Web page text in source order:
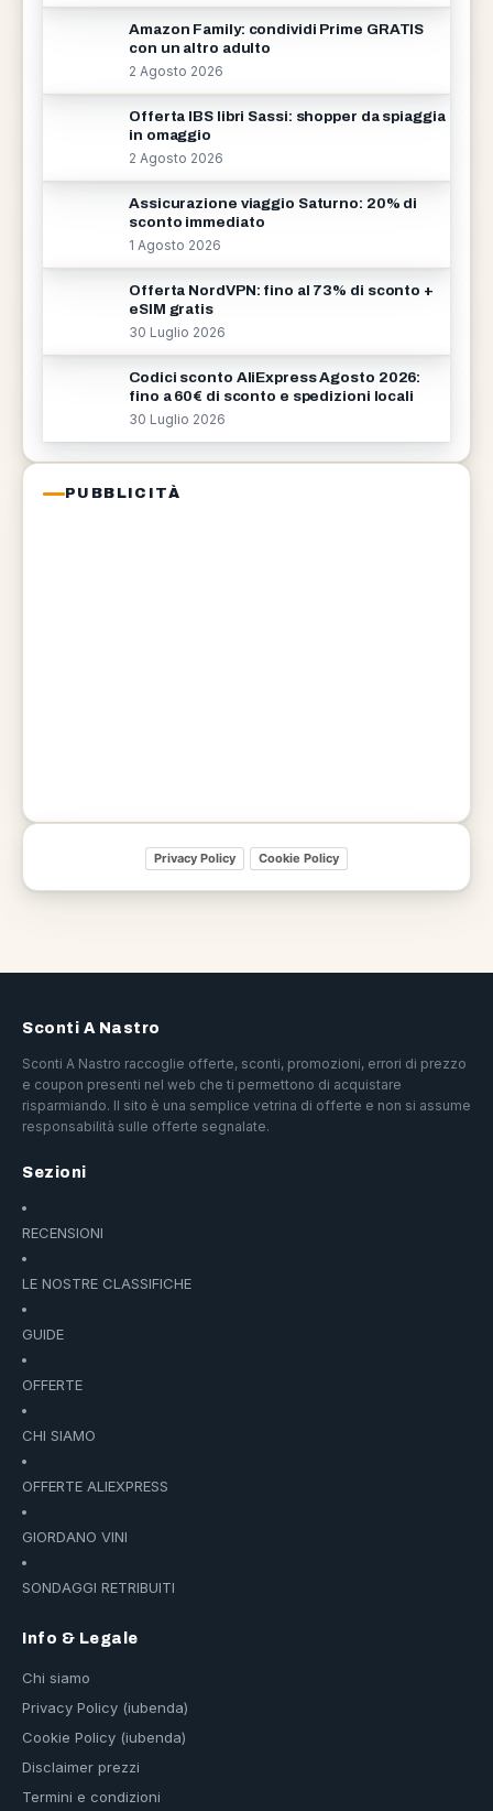
Amazon Family: condividi Prime GRATIS
con un altro adulto
2 Agosto 2026
Offerta IBS libri Sassi: shopper da spiaggia
in omaggio
2 Agosto 2026
Assicurazione viaggio Saturno: 20% di
sconto immediato
1 Agosto 2026
Offerta NordVPN: fino al 73% di sconto +
eSIM gratis
30 Luglio 2026
Codici sconto AliExpress Agosto 2026:
fino a 60€ di sconto e spedizioni locali
30 Luglio 2026
PUBBLICITÀ
Privacy Policy Cookie Policy
Sconti A Nastro
Sconti A Nastro raccoglie offerte, sconti, promozioni, errori di prezzo
e coupon presenti nel web che ti permettono di acquistare
risparmiando. Il sito è una semplice vetrina di offerte e non si assume
responsabilità sulle offerte segnalate.
Sezioni
RECENSIONI
LE NOSTRE CLASSIFICHE
GUIDE
OFFERTE
CHI SIAMO
OFFERTE ALIEXPRESS
GIORDANO VINI
SONDAGGI RETRIBUITI
Info & Legale
Chi siamo
Privacy Policy (iubenda)
Cookie Policy (iubenda)
Disclaimer prezzi
Termini e condizioni